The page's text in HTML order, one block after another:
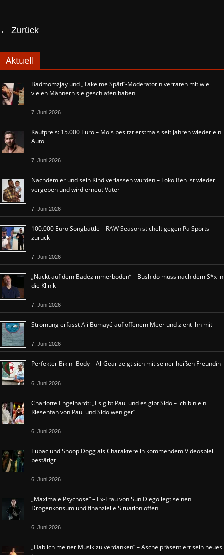
← Zurück
Aktuell
Badmomzjay und „Take me Späti“-Moderatorin verraten mit wie
vielen Männern sie geschlafen haben
7. Juni 2026
Kaufpreis: 15.000 Euro – Mois besitzt erstmals seit Jahren wieder ein
Auto
7. Juni 2026
Nachdem er und sein Kind verlassen wurden – Loko Ben ist wieder
vergeben und wird erneut Vater
7. Juni 2026
100.000 Euro Songbattle – RAW Season stichelt gegen Pa Sports
zurück
7. Juni 2026
„Nackt auf dem Badezimmerboden“ – Bushido muss nach dem S*x in
die Klinik
7. Juni 2026
Strömung erfasst Ali Bumayé auf offenem Meer und zieht ihn mit
7. Juni 2026
Perfekter Bikini-Body – Al-Gear zeigt sich mit seiner heißen Freundin
6. Juni 2026
Charlotte Engelhardt: „Es gibt Paul und es gibt Sido – ich bin ein
Riesenfan von Paul und Sido weniger“
6. Juni 2026
Tupac und Snoop Dogg als Charaktere in kommendem Videospiel
bestätigt
6. Juni 2026
„Maximale Psychose“ – Ex-Frau von Sun Diego legt seinen
Drogenkonsum und finanzielle Situation offen
6. Juni 2026
„Hab ich meiner Musik zu verdanken“ – Asche präsentiert sein neues